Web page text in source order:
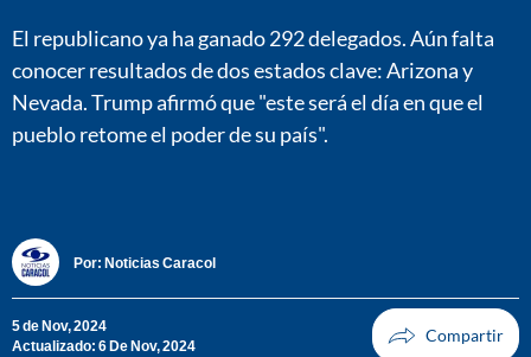
El republicano ya ha ganado 292 delegados. Aún falta
conocer resultados de dos estados clave: Arizona y
Nevada. Trump afirmó que "este será el día en que el
pueblo retome el poder de su país".
Por: Noticias Caracol
5 de Nov, 2024
Actualizado: 6 De Nov, 2024